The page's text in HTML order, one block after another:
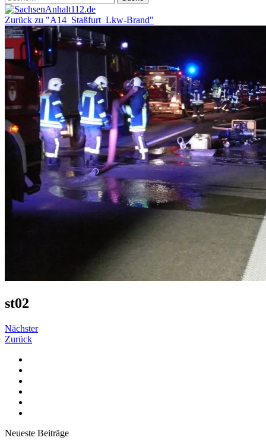
Zurück zu "A14_Staßfurt_Lkw-Brand"
st02
Nächster
Zurück
Neueste Beiträge